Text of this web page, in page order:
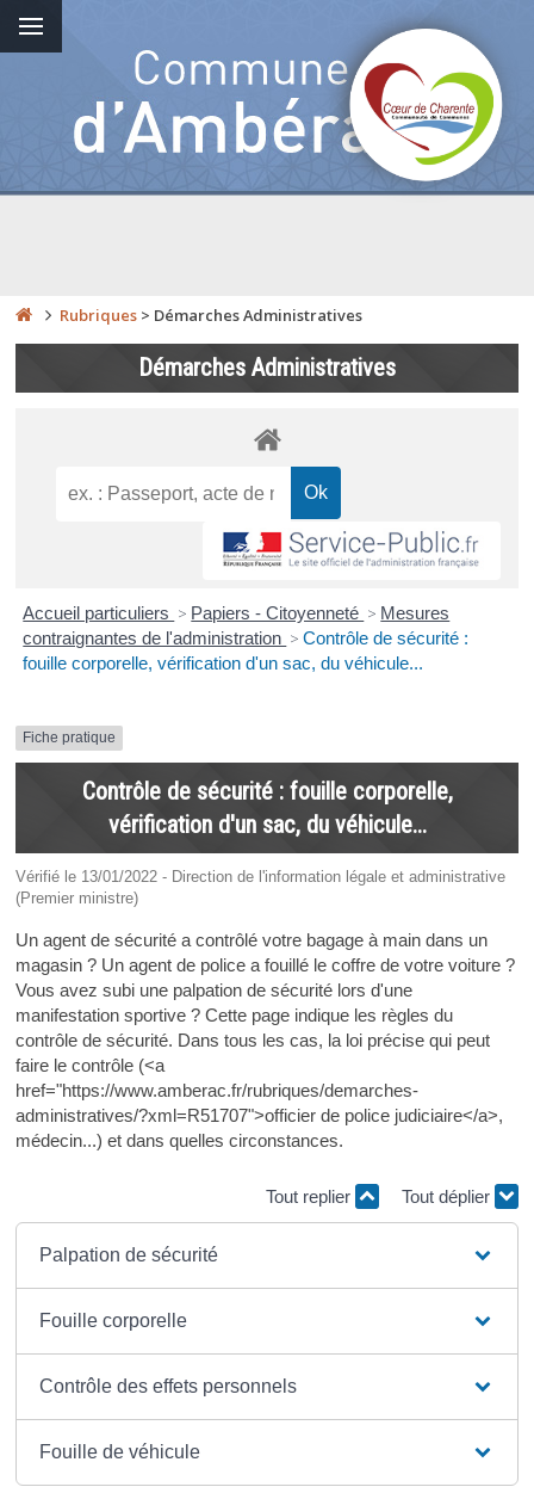
Rubriques > Démarches Administratives
Démarches Administratives
Accueil particuliers > Papiers - Citoyenneté > Mesures
contraignantes de l'administration > Contrôle de sécurité :
fouille corporelle, vérification d'un sac, du véhicule...
Fiche pratique
Contrôle de sécurité : fouille corporelle,
vérification d'un sac, du véhicule...
Vérifié le 13/01/2022 - Direction de l'information légale et administrative
(Premier ministre)
Un agent de sécurité a contrôlé votre bagage à main dans un
magasin ? Un agent de police a fouillé le coffre de votre voiture ?
Vous avez subi une palpation de sécurité lors d'une
manifestation sportive ? Cette page indique les règles du
contrôle de sécurité. Dans tous les cas, la loi précise qui peut
faire le contrôle (<a
href="https://www.amberac.fr/rubriques/demarches-
administratives/?xml=R51707">officier de police judiciaire</a>,
médecin...) et dans quelles circonstances.
Tout replier Tout déplier
Palpation de sécurité
Fouille corporelle
Contrôle des effets personnels
Fouille de véhicule